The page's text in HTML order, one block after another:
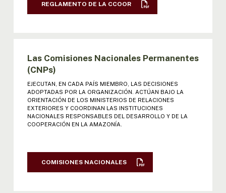
IX REUNIÓN MINISTROS: ACTA | DECL. |
RESOL
X REUNIÓN MINISTROS: ACTA | DECL. |
RESOL
XI REUNIÓN MINISTROS: ACTA | DECL. |
XII REUNIÓN MINISTROS: ACTA | DECL.
REGLAMENTO DE LA CCOOR
Las Comisiones Nacionales Permanentes
(CNPs)
EJECUTAN, EN CADA PAÍS MIEMBRO, LAS DECISIONES
ADOPTADAS POR LA ORGANIZACIÓN. ACTÚAN BAJO LA
ORIENTACIÓN DE LOS MINISTERIOS DE RELACIONES
EXTERIORES Y COORDINAN LAS INSTITUCIONES
NACIONALES RESPONSABLES DEL DESARROLLO Y DE LA
COOPERACIÓN EN LA AMAZONÍA.
COMISIONES NACIONALES